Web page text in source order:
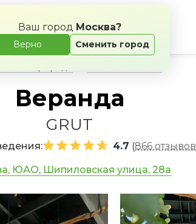
Ваш город Москва?
Верно Сменить город
Веранда
GRUT
4.7 (866 отзывов
ЮАО, Шипиловская улица, 28а